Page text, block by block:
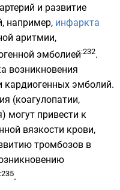
и развитие
например, инфаркта
аритмии,
эмболией:232.
возникновения
кардиогенных эмболий.
(коагулопатии,
могут привести к
вязкости крови,
тромбозов в
:235.